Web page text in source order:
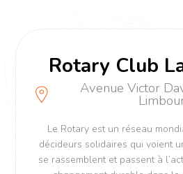
Rotary Club
Avenue Victor
Le Rotary est un réseau
décideurs solidaires qui voient
se rassemblent et passent à